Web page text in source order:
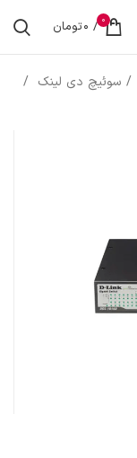
0
/
0تومان
سوئیچ دی لینک